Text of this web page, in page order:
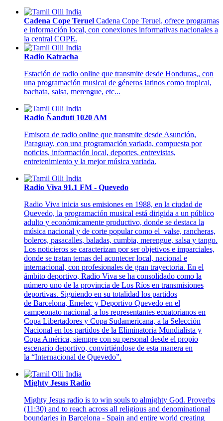
Cadena Cope Teruel Cadena Cope Teruel, ofrece programas
e información local, con conexiones informativas nacionales a
la central COPE.
Radio Katracha
Estación de radio online que transmite desde Honduras,, con
una programación musical de géneros latinos como tropical,
bachata, salsa, merengue, etc...
Radio Ñandutí 1020 AM
Emisora de radio online que transmite desde Asunción,
Paraguay, con una programación variada, compuesta por
noticias, información local, deportes, entrevistas,
entretenimiento y la mejor música variada.
Radio Viva 91.1 FM - Quevedo
Radio Viva inicia sus emisiones en 1988, en la ciudad de
Quevedo, la programación musical está dirigida a un público
adulto y económicamente productivo, donde se destaca la
música nacional y de corte popular como el valse, rancheras,
boleros, pasacalles, baladas, cumbia, merengue, salsa y tango.
Los noticieros se caracterizan por ser objetivos e imparciales,
donde se tratan temas del acontecer local, nacional e
internacional, con profesionales de gran trayectoria. En el
ámbito deportivo, Radio Viva se ha consolidado como la
número uno de la provincia de Los Ríos en transmisiones
deportivas. Siguiendo en su totalidad los partidos
de Barcelona, Emelec y Deportivo Quevedo en el
campeonato nacional, a los representantes ecuatorianos en
Copa Libertadores y Copa Sudamericana, a la Selección
Nacional en los partidos de la Eliminatoria Mundialista y
Copa América, siempre con su personal desde el propio
escenario deportivo, convirtiéndose de esta manera en
la “Internacional de Quevedo”.
Mighty Jesus Radio
Mighty Jesus radio is to win souls to almighty God. Proverbs
(11:30) and to reach across all religious and denominational
boundaries in Barcelona - Spain and entire world creating